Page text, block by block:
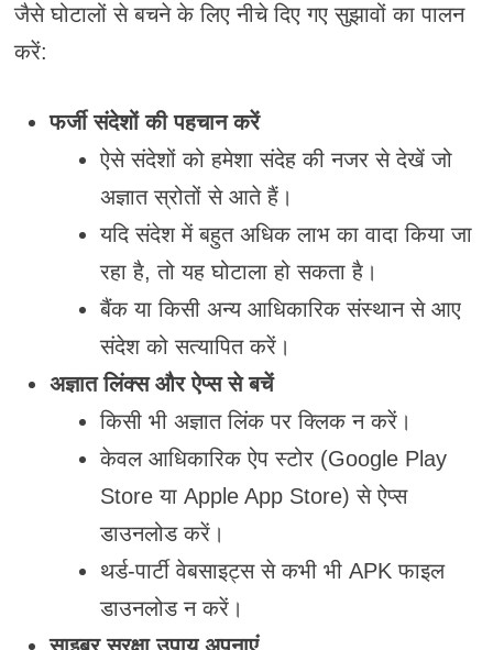
जैसे घोटालों से बचने के लिए नीचे दिए गए सुझावों का पालन
करें:
फर्जी संदेशों की पहचान करें
ऐसे संदेशों को हमेशा संदेह की नजर से देखें जो
अज्ञात स्रोतों से आते हैं।
यदि संदेश में बहुत अधिक लाभ का वादा किया जा
रहा है, तो यह घोटाला हो सकता है।
बैंक या किसी अन्य आधिकारिक संस्थान से आए
संदेश को सत्यापित करें।
अज्ञात लिंक्स और ऐप्स से बचें
किसी भी अज्ञात लिंक पर क्लिक न करें।
केवल आधिकारिक ऐप स्टोर (Google Play
Store या Apple App Store) से ऐप्स
डाउनलोड करें।
थर्ड-पार्टी वेबसाइट्स से कभी भी APK फाइल
डाउनलोड न करें।